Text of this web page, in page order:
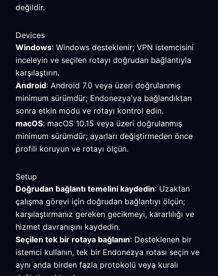
değildir.
Devices
Windows: Windows desteklenir; VPN istemcisini
inceleyin ve seçilen rotayı doğrudan bağlantıyla
karşılaştırın.
Android: Android 7.0 veya üzeri doğrulanmış
minimum sürümdür; Endonezya'ya bağlandıktan
sonra etkin modu ve rotayı kontrol edin.
macOS: macOS 10.15 veya üzeri doğrulanmış
minimum sürümdür; ayarları değiştirmeden önce
profili koruyun ve rotayı ölçün.
Setup
Doğrudan bağlantı temelini kaydedin: Uzaktan
çalışma görevi için doğrudan bağlantıyı ölçün;
karşılaştırmanız gereken gecikmeyi, kararlılığı ve
hizmet davranışını kaydedin.
Seçilen tek bir rotaya bağlanın: Desteklenen bir
istemci kullanın, tek bir Endonezya rotası seçin ve
aynı anda birden fazla protokolü veya kuralı